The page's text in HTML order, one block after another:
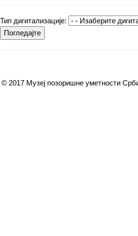
Тип дигитализације:
Погледајте
© 2017 Музеј позоришне уметности